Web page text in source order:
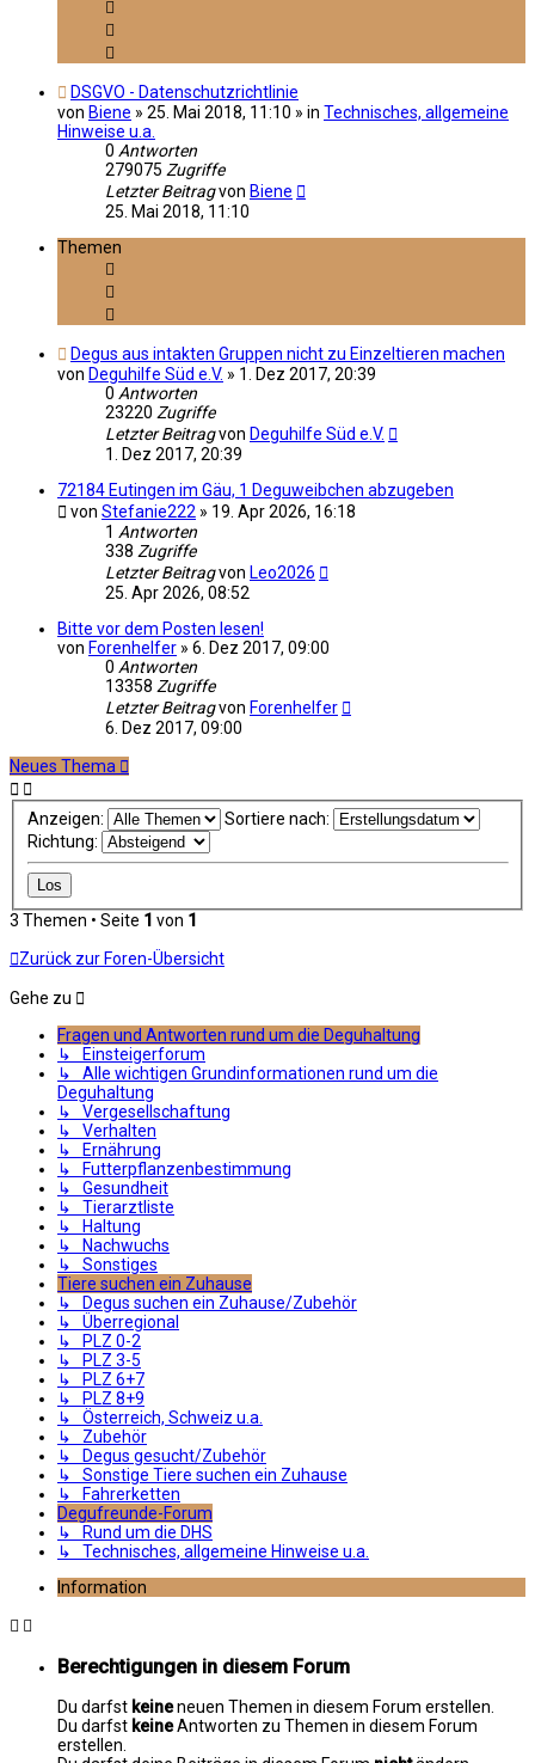
DSGVO - Datenschutzrichtlinie
von Biene » 25. Mai 2018, 11:10 » in Technisches, allgemeine
Hinweise u.a.
0 Antworten
279075 Zugriffe
Letzter Beitragvon Biene
25. Mai 2018, 11:10
Themen
Degus aus intakten Gruppen nicht zu Einzeltieren machen
von Deguhilfe Süd e.V. » 1. Dez 2017, 20:39
0 Antworten
23220 Zugriffe
Letzter Beitragvon Deguhilfe Süd e.V.
1. Dez 2017, 20:39
72184 Eutingen im Gäu, 1 Deguweibchen abzugeben
von Stefanie222 » 19. Apr 2026, 16:18
1 Antworten
338 Zugriffe
Letzter Beitragvon Leo2026
25. Apr 2026, 08:52
Bitte vor dem Posten lesen!
von Forenhelfer » 6. Dez 2017, 09:00
0 Antworten
13358 Zugriffe
Letzter Beitragvon Forenhelfer
6. Dez 2017, 09:00
Neues Thema
Anzeigen:
Sortiere nach:
Richtung:
3 Themen • Seite 1 von 1
Zurück zur Foren-Übersicht
Gehe zu
Fragen und Antworten rund um die Deguhaltung
↳ Einsteigerforum
↳ Alle wichtigen Grundinformationen rund um die
Deguhaltung
↳ Vergesellschaftung
↳ Verhalten
↳ Ernährung
↳ Futterpflanzenbestimmung
↳ Gesundheit
↳ Tierarztliste
↳ Haltung
↳ Nachwuchs
↳ Sonstiges
Tiere suchen ein Zuhause
↳ Degus suchen ein Zuhause/Zubehör
↳ Überregional
↳ PLZ 0-2
↳ PLZ 3-5
↳ PLZ 6+7
↳ PLZ 8+9
↳ Österreich, Schweiz u.a.
↳ Zubehör
↳ Degus gesucht/Zubehör
↳ Sonstige Tiere suchen ein Zuhause
↳ Fahrerketten
Degufreunde-Forum
↳ Rund um die DHS
↳ Technisches, allgemeine Hinweise u.a.
Information
Berechtigungen in diesem Forum
Du darfst keineneuen Themen in diesem Forum erstellen.
Du darfst keineAntworten zu Themen in diesem Forum
erstellen.